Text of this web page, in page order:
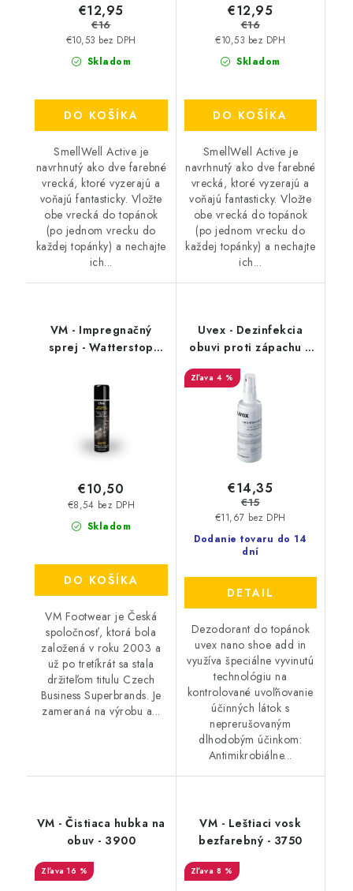
Skladom
€10,53 bez DPH
€12,95
€16
DO KOŠÍKA
SmellWell Active je
navrhnutý ako dve farebné
vrecká, ktoré vyzerajú a
voňajú fantasticky. Vložte
obe vrecká do topánok
(po jednom vrecku do
každej topánky) a nechajte
ich...
Skladom
€10,53 bez DPH
€12,95
€16
DO KOŠÍKA
SmellWell Active je
navrhnutý ako dve farebné
vrecká, ktoré vyzerajú a
voňajú fantasticky. Vložte
obe vrecká do topánok
(po jednom vrecku do
každej topánky) a nechajte
ich...
VM - Impregnačný
sprej - Watterstop
Skladom
€8,54 bez DPH
€10,50
DO KOŠÍKA
VM Footwear je Česká
spoločnosť, ktorá bola
založená v roku 2003 a
už po tretíkrát sa stala
držiteľom titulu Czech
Business Superbrands. Je
zameraná na výrobu a...
Uvex - Dezinfekcia
obuvi proti zápachu a
9698/3
4 %
Dodanie tovaru do 14
dní
€11,67 bez DPH
€14,35
€15
DETAIL
Dezodorant do topánok
uvex nano shoe add in
využíva špeciálne vyvinutú
technológiu na
kontrolované uvoľňovanie
účinných látok s
neprerušovaným
dlhodobým účinkom:
Antimikrobiálne...
VM - Čistiaca hubka na
obuv - 3900
16 %
VM - Leštiaci vosk
bezfarebný - 3750
8 %